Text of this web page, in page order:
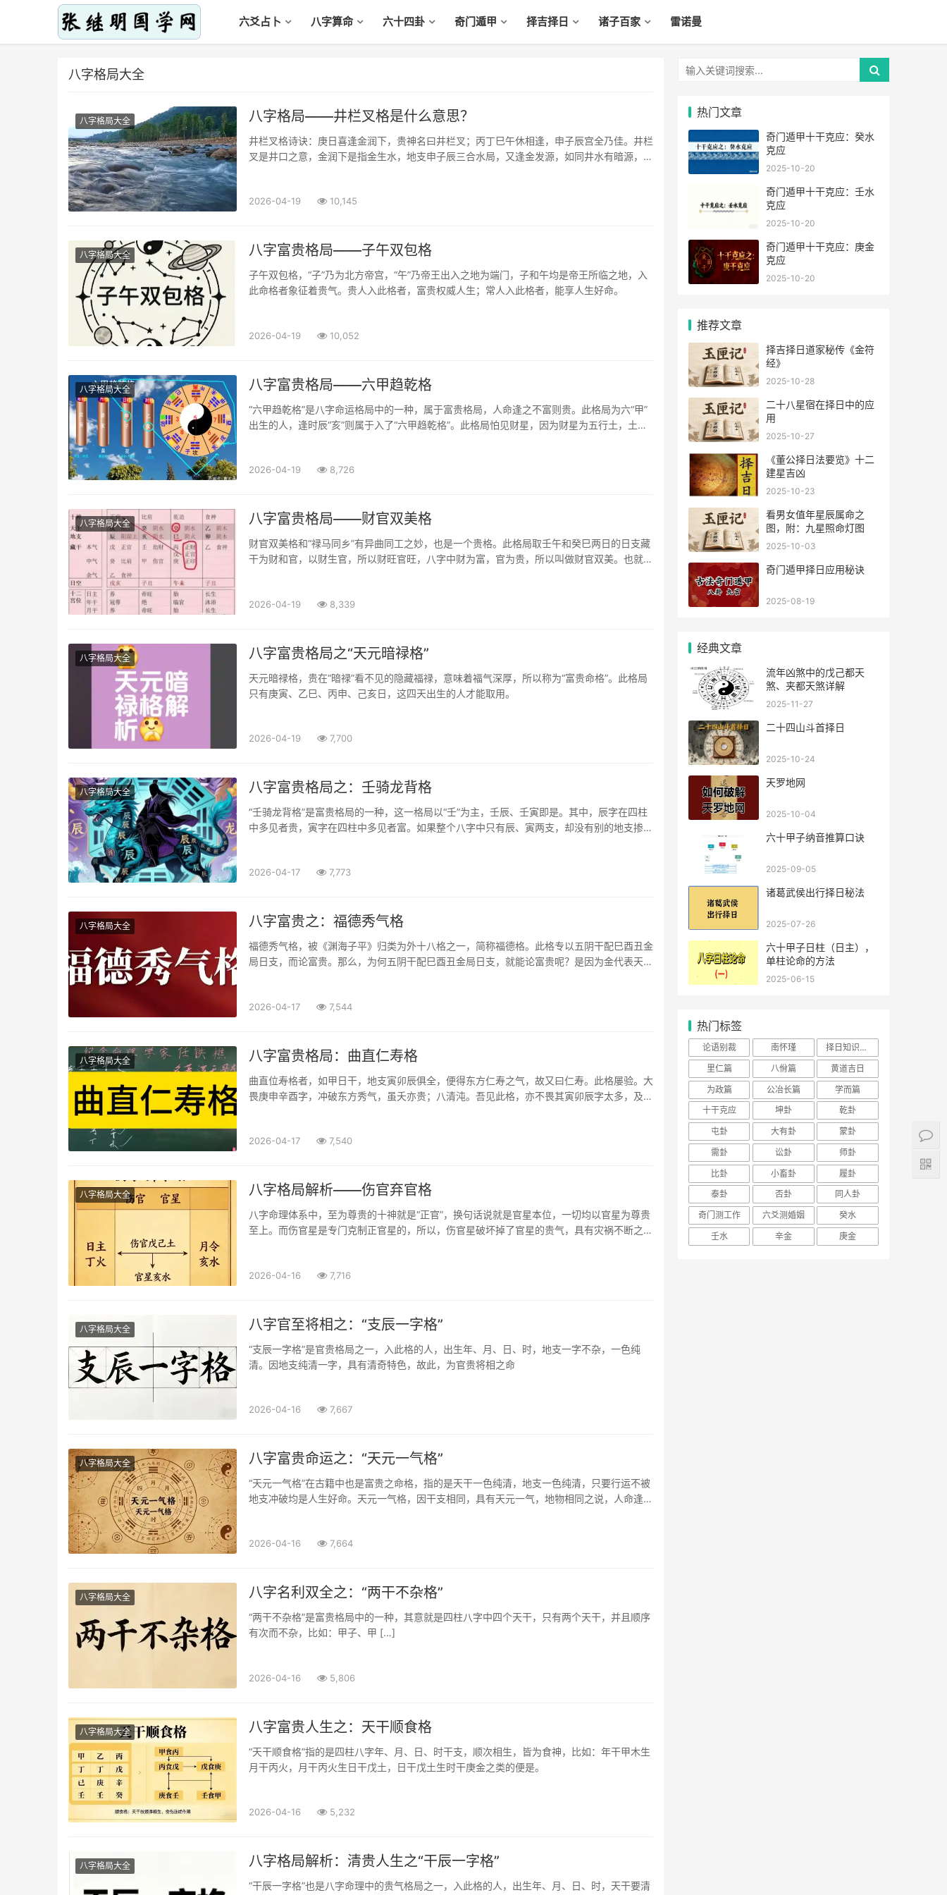
六爻占卜 八字算命 六十四卦 奇门遁甲 择吉择日 诸子百家 雷诺曼
八字格局大全
八字格局大全 八字格局——井栏叉格是什么意思？
井栏叉格诗诀：庚日喜逢金润下，贵神名曰井栏叉；丙丁巳午休相逢，申子辰宫全乃佳。井栏
叉是井口之意，金润下是指金生水，地支申子辰三合水局，又逢金发源，如同井水有暗源，取
2026-04-19 10,145
八字格局大全 八字富贵格局——子午双包格
子午双包格，“子”乃为北方帝宫，“午”乃帝王出入之地为端门，子和午均是帝王所临之地，入
此命格者象征着贵气。贵人入此格者，富贵权威人生；常人入此格者，能享人生好命。
2026-04-19 10,052
八字格局大全 八字富贵格局——六甲趋乾格
“六甲趋乾格”是八字命运格局中的一种，属于富贵格局，人命逢之不富则贵。此格局为六“甲”
出生的人，逢时辰“亥”则属于入了“六甲趋乾格”。此格局怕见财星，因为财星为五行土，土克
2026-04-19 8,726
八字格局大全 八字富贵格局——财官双美格
财官双美格和“禄马同乡”有异曲同工之妙，也是一个贵格。此格局取壬午和癸巳两日的日支藏
干为财和官，以财生官，所以财旺官旺，八字中财为富，官为贵，所以叫做财官双美。也就是
2026-04-19 8,339
八字格局大全 八字富贵格局之“天元暗禄格”
天元暗禄格，贵在“暗禄”看不见的隐藏福禄，意味着福气深厚，所以称为“富贵命格”。此格局
只有庚寅、乙巳、丙申、己亥日，这四天出生的人才能取用。
2026-04-19 7,700
八字格局大全 八字富贵格局之：壬骑龙背格
“壬骑龙背格”是富贵格局的一种，这一格局以“壬”为主，壬辰、壬寅即是。其中，辰字在四柱
中多见者贵，寅字在四柱中多见者富。如果整个八字中只有辰、寅两支，却没有别的地支掺杂
2026-04-17 7,773
八字格局大全 八字富贵之：福德秀气格
福德秀气格，被《渊海子平》归类为外十八格之一，简称福德格。此格专以五阴干配巳酉丑金
局日支，而论富贵。那么，为何五阴干配巳酉丑金局日支，就能论富贵呢？是因为金代表天地
2026-04-17 7,544
八字格局大全 八字富贵格局：曲直仁寿格
曲直位寿格者，如甲日干，地支寅卯辰俱全，便得东方仁寿之气，故又曰仁寿。此格屡验。大
畏庚申辛酉字，冲破东方秀气，虽夭亦贵；八清沌。吾见此格，亦不畏其寅卯辰字太多，及不
2026-04-17 7,540
八字格局大全 八字格局解析——伤官弃官格
八字命理体系中，至为尊贵的十神就是“正官”，换句话说就是官星本位，一切均以官星为尊贵
至上。而伤官星是专门克制正官星的，所以，伤官星破坏掉了官星的贵气，具有灾祸不断之
2026-04-16 7,716
八字格局大全 八字官至将相之：“支辰一字格”
“支辰一字格”是官贵格局之一，入此格的人，出生年、月、日、时，地支一字不杂，一色纯
清。因地支纯清一字，具有清奇特色，故此，为官贵将相之命
2026-04-16 7,667
八字格局大全 八字富贵命运之：“天元一气格”
“天元一气格”在古籍中也是富贵之命格，指的是天干一色纯清，地支一色纯清，只要行运不被
地支冲破均是人生好命。天元一气格，因干支相同，具有天元一气，地物相同之说，人命逢此
2026-04-16 7,664
八字格局大全 八字名利双全之：“两干不杂格”
“两干不杂格”是富贵格局中的一种，其意就是四柱八字中四个天干，只有两个天干，并且顺序
有次而不杂，比如：甲子、甲 […]
2026-04-16 5,806
八字格局大全 八字富贵人生之：天干顺食格
“天干顺食格”指的是四柱八字年、月、日、时干支，顺次相生，皆为食神，比如：年干甲木生
月干丙火，月干丙火生日干戊土，日干戊土生时干庚金之类的便是。
2026-04-16 5,232
八字格局大全 八字格局解析：清贵人生之“干辰一字格”
“干辰一字格”也是八字命理中的贵气格局之一，入此格的人，出生年、月、日、时，天干要清
热门文章
奇门遁甲十干克应：癸水
克应
2025-10-20
奇门遁甲十干克应：壬水
克应
2025-10-20
奇门遁甲十干克应：庚金
克应
2025-10-20
推荐文章
择吉择日道家秘传《金符
经》
2025-10-28
二十八星宿在择日中的应
用
2025-10-27
《董公择日法要览》十二
建星吉凶
2025-10-23
看男女值年星辰属命之
图，附：九星照命灯图
2025-10-03
奇门遁甲择日应用秘诀
2025-08-19
经典文章
流年凶煞中的戊己都天
煞、夹都天煞详解
2025-11-27
二十四山斗首择日
2025-10-24
天罗地网
2025-10-04
六十甲子纳音推算口诀
2025-09-05
诸葛武侯出行择日秘法
2025-07-26
六十甲子日柱（日主），
单柱论命的方法
2025-06-15
热门标签
论语别裁 南怀瑾
择日知识大全
里仁篇
八佾篇
黄道吉日
为政篇
公冶长篇
学而篇
十干克应
坤卦
乾卦
屯卦
大有卦
蒙卦
需卦
讼卦
师卦
比卦
小畜卦
履卦
泰卦
否卦
同人卦
奇门测工作
六爻测婚姻
癸水
壬水
辛金 庚金